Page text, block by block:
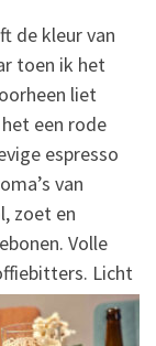
de kleur van
toen ik het
liet
een rode
espresso
van
zoet en
Volle
Licht